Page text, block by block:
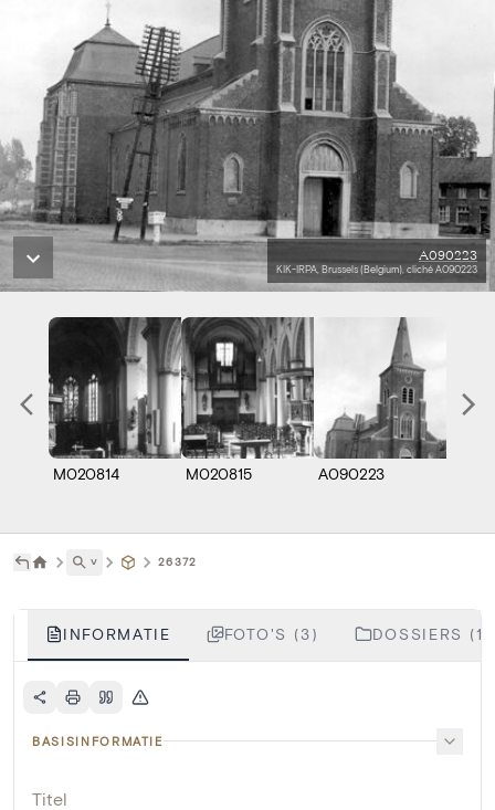
A090223
KIK-IRPA, Brussels (Belgium), cliché A090223
M020814 M020815 A090223
˅ 26372
INFORMATIE FOTO'S (3) DOSSIERS (1)
BASISINFORMATIE
Titel